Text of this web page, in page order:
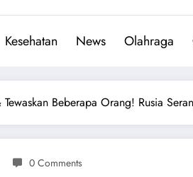
Kesehatan News Olahraga
Beberapa Orang! Rusia
0 Comments